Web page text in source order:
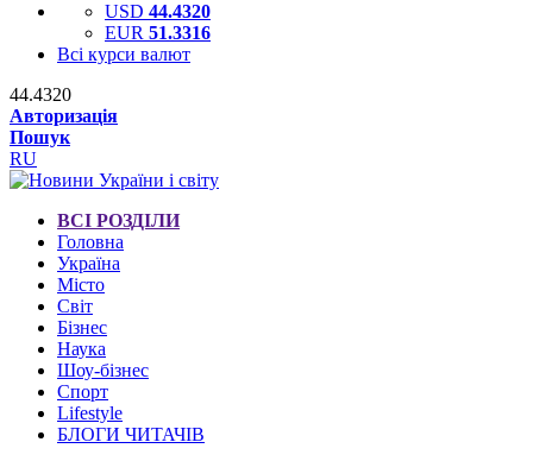
USD 44.4320
EUR 51.3316
Всі курси валют
44.4320
Авторизація
Пошук
RU
ВСІ РОЗДІЛИ
Головна
Україна
Місто
Світ
Бізнес
Наука
Шоу-бізнес
Спорт
Lifestyle
БЛОГИ ЧИТАЧІВ